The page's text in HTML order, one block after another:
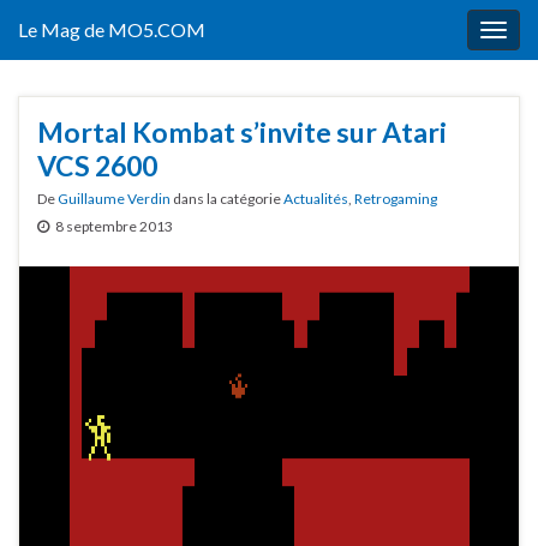
Le Mag de MO5.COM
Mortal Kombat s’invite sur Atari
VCS 2600
DeGuillaume Verdin dans la catégorieActualités, Retrogaming
8 septembre 2013